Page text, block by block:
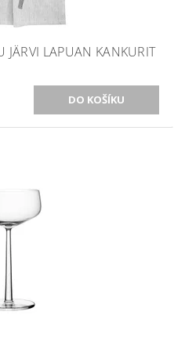
JÄRVI LAPUAN KANKURIT